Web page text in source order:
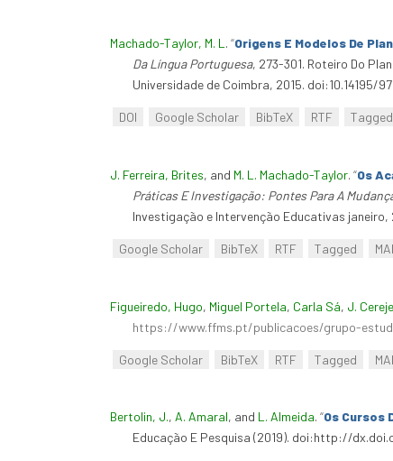
Machado-Taylor, M. L . “Origens E Modelos De
Da Língua Portuguesa, 273-301. Roteiro Do
Universidade de Coimbra, 2015. doi:10.14195/
DOI Google Scholar BibTeX RTF Tagged
J. Ferreira, Brites, and M. L. Machado-Taylor. “Os
Práticas E Investigação: Pontes Para A
Investigação e Intervenção Educativas janeiro,
Google Scholar BibTeX RTF Tagged
Figueiredo, Hugo, Miguel Portela, Carla Sá, J.
https://www.ffms.pt/publicacoes/grupo-
Google Scholar BibTeX RTF Tagged
Bertolin, J., A. Amaral, and L. Almeida. “Os Cursos
Educação E Pesquisa (2019). doi:http://